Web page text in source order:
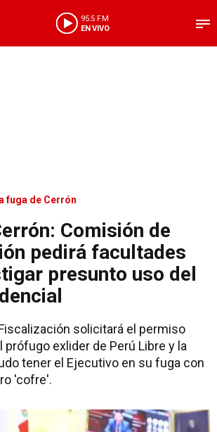
95.5 FM
EN VIVO
fuga de Cerrón
Comisión de
pedirá facultades
presunto uso del
solicitará el permiso
prófugo exlider de Perú Libre y la
tener el Ejecutivo en su fuga con
'cofre'.